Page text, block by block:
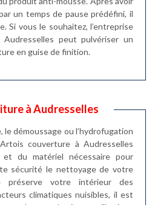
un temps de pause prédéfini, il
Si vous le souhaitez, l’entreprise
peut pulvériser un
en guise de finition.
à Audresselles
démoussage ou l’hydrofugation
couverture à Audresselles
et du matériel nécessaire pour
sécurité le nettoyage de votre
préserve votre intérieur des
climatiques nuisibles, il est